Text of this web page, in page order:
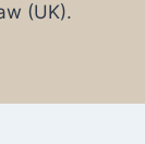
(UK).